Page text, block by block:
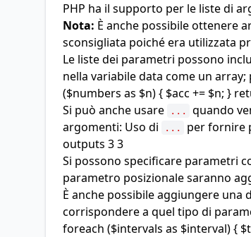
PHP ha il supporto per le liste di
Nota: È anche possibile ottenere
sconsigliata poiché era utilizzata
Le liste dei parametri possono
nella variabile data come un
($numbers as $n) { $acc += $n; }
Si può anche usare
...
quando
argomenti: Uso di
...
per fornire
outputs 3 3
Si possono specificare parametri
parametro posizionale saranno
È anche possibile aggiungere una
corrispondere a quel tipo di
foreach ($intervals as $interval) {